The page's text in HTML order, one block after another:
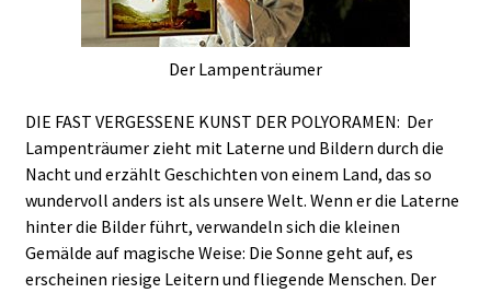
Der Lampenträumer
DIE FAST VERGESSENE KUNST DER POLYORAMEN: Der
Lampenträumer zieht mit Laterne und Bildern durch die
Nacht und erzählt Geschichten von einem Land, das so
wundervoll anders ist als unsere Welt. Wenn er die Laterne
hinter die Bilder führt, verwandeln sich die kleinen
Gemälde auf magische Weise: Die Sonne geht auf, es
erscheinen riesige Leitern und fliegende Menschen. Der